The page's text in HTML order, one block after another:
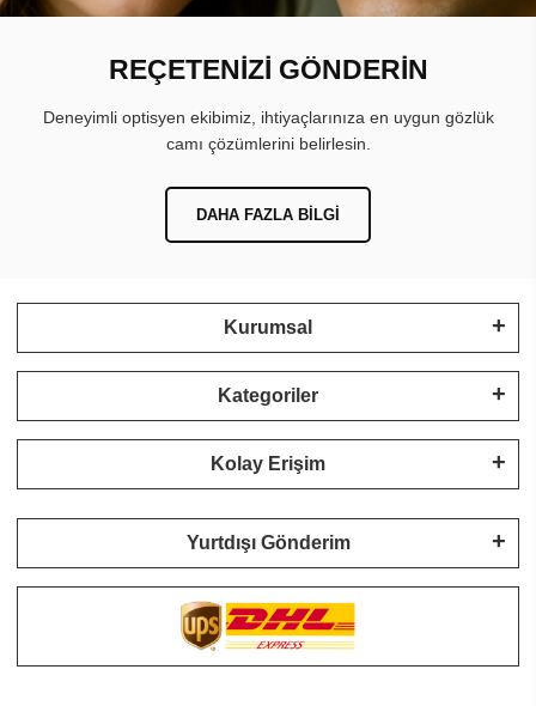
REÇETENİZİ GÖNDERİN
Deneyimli optisyen ekibimiz, ihtiyaçlarınıza en uygun gözlük
camı çözümlerini belirlesin.
DAHA FAZLA BILGI
Kurumsal
Kategoriler
Kolay Erişim
Yurtdışı Gönderim